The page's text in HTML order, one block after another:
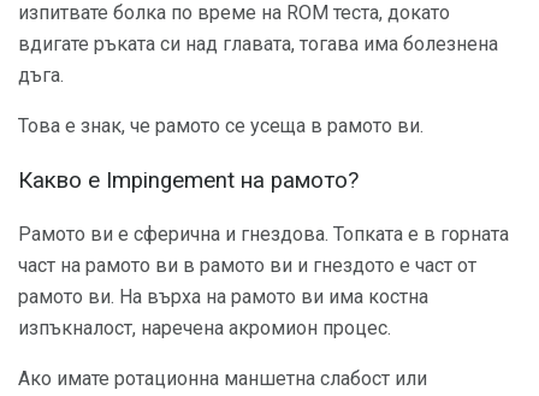
изпитвате болка по време на ROM теста, докато
вдигате ръката си над главата, тогава има болезнена
дъга.
Това е знак, че рамото се усеща в рамото ви.
Какво е Impingement на рамото?
Рамото ви е сферична и гнездова. Топката е в горната
част на рамото ви в рамото ви и гнездото е част от
рамото ви. На върха на рамото ви има костна
изпъкналост, наречена акромион процес.
Ако имате ротационна маншетна слабост или